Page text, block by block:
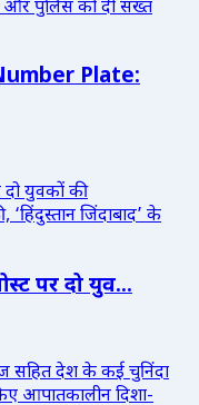
Plate:
पर दो युव...